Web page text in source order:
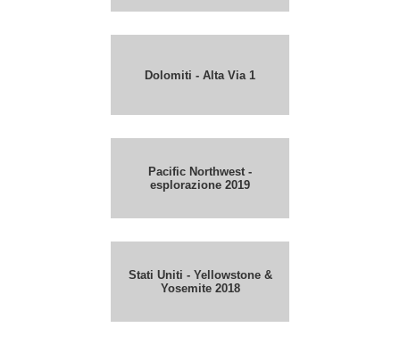
Dolomiti - Alta Via 1
Pacific Northwest -
esplorazione 2019
Stati Uniti - Yellowstone &
Yosemite 2018